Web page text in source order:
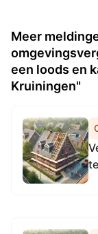
Meer
een loods en
Kruiningen"